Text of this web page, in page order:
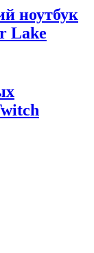
ноутбук
Lake